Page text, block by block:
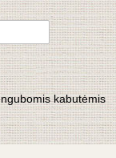
kabutėmis